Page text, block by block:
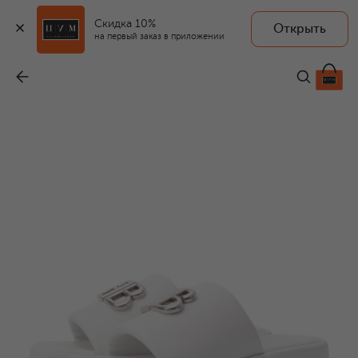
Скидка 10%
на первый заказ в приложении
Открыть
68 400 ₽